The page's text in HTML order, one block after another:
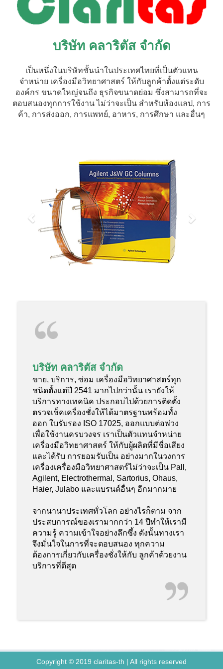
บริษัท คลาริตัส จำกัด
เป็นหนึ่งในบริษัทชั้นนำในประเทศไทยที่เป็นตัวแทน
จำหน่าย เครื่องมือวิทยาศาสตร์ ให้กับลูกค้าตั้งแต่ระดับ
องค์กร ขนาดใหญ่จนถึง ธุรกิจขนาดย่อม ซึ่งสามารถที่จะ
ตอบสนองทุกการใช้งาน ไม่ว่าจะเป็น สำหรับห้องแลป, การ
ค้า, การส่งออก, การแพทย์, อาหาร, การศึกษา และอื่นๆ
บริษัท คลาริตัส จำกัด
ขาย, บริการ, ซ่อม เครื่องมือวิทยาศาสตร์ทุก
ชนิดตั้งแต่ปี 2541 มากไปกว่านั้น เรายังให้
บริการทางเทคนิค ประกอบไปด้วยการติดตั้ง
ตรวจเช็คเครื่องชั่งให้ได้มาตรฐานพร้อมทั้ง
ออก ใบรับรอง ISO 17025, ออกแบบต่อพ่วง
เพื่อใช้งานครบวงจร เราเป็นตัวแทนจำหน่าย
เครื่องมือวิทยาศาสตร์ ให้กับผู้ผลิตที่มีชื่อเสียง
และได้รับ การยอมรับเป็น อย่างมากในวงการ
เครื่องเครื่องมือวิทยาศาสตร์ไม่ว่าจะเป็น Pall,
Agilent, Electrothermal, Sartorius, Ohaus,
Haier, Julabo และแบรนด์อื่นๆ อีกมากมาย
จากนานาประเทศทั่วโลก อย่างไรก็ตาม จาก
ประสบการณ์ของเรามากกว่า 14 ปีทำให้เรามี
ความรู้ ความเข้าใจอย่างลึกซึ้ง ดังนั้นทางเรา
จึงมั่นใจในการที่จะตอบสนอง ทุกความ
ต้องการเกี่ยวกับเครื่องชั่งให้กับ ลูกค้าด้วยงาน
บริการที่ดีสุด
Copyright © 2019 claritas-th | All rights reserved